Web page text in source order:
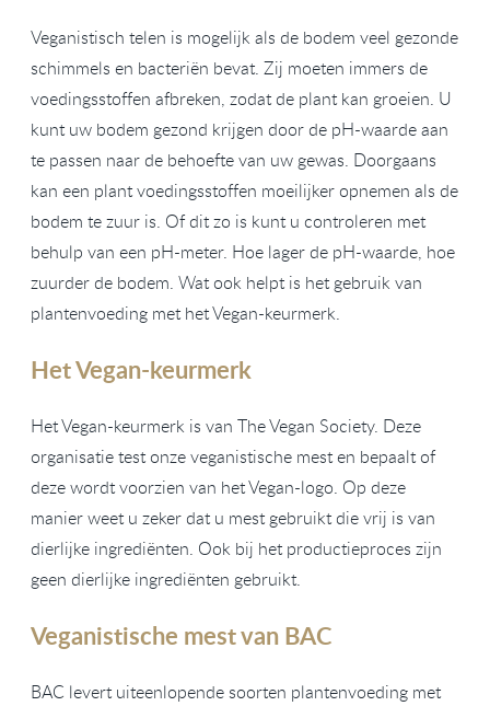
Veganistisch telen is mogelijk als de bodem veel gezonde
schimmels en bacteriën bevat. Zij moeten immers de
voedingsstoffen afbreken, zodat de plant kan groeien. U
kunt uw bodem gezond krijgen door de pH-waarde aan
te passen naar de behoefte van uw gewas. Doorgaans
kan een plant voedingsstoffen moeilijker opnemen als de
bodem te zuur is. Of dit zo is kunt u controleren met
behulp van een pH-meter. Hoe lager de pH-waarde, hoe
zuurder de bodem. Wat ook helpt is het gebruik van
plantenvoeding met het Vegan-keurmerk.
Het Vegan-keurmerk
Het Vegan-keurmerk is van The Vegan Society. Deze
organisatie test onze veganistische mest en bepaalt of
deze wordt voorzien van het Vegan-logo. Op deze
manier weet u zeker dat u mest gebruikt die vrij is van
dierlijke ingrediënten. Ook bij het productieproces zijn
geen dierlijke ingrediënten gebruikt.
Veganistische mest van BAC
BAC levert uiteenlopende soorten plantenvoeding met